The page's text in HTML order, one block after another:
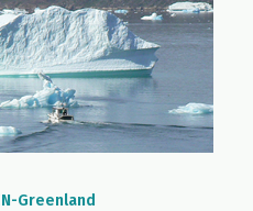
Greenland